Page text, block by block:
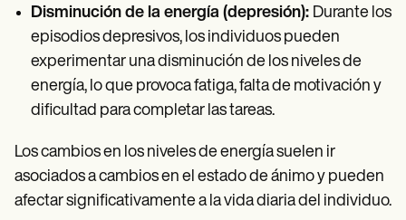
Disminución de la energía (depresión): Durante los
episodios depresivos, los individuos pueden
experimentar una disminución de los niveles de
energía, lo que provoca fatiga, falta de motivación y
dificultad para completar las tareas.
Los cambios en los niveles de energía suelen ir
asociados a cambios en el estado de ánimo y pueden
afectar significativamente a la vida diaria del individuo.